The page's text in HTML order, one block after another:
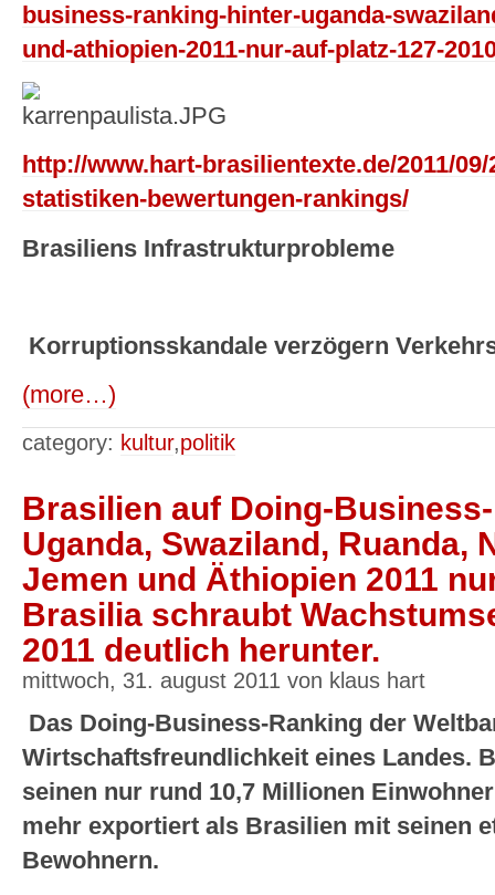
business-ranking-hinter-uganda-
und-athiopien-2011-nur-auf-platz-127-
http://www.hart-brasilientexte.de/2011/
statistiken-bewertungen-rankings/
Brasiliens Infrastrukturprobleme
Korruptionsskandale verzögern
(more…)
category: kultur,politik
Brasilien auf Doing-
Uganda, Swaziland, Ruanda,
Jemen und Äthiopien 2011
Brasilia schraubt
2011 deutlich herunter.
mittwoch, 31. august 2011 von klaus hart
Das Doing-Business-Ranking der
Wirtschaftsfreundlichkeit eines Landes.
seinen nur rund 10,7 Millionen
mehr exportiert als Brasilien mit seinen
Bewohnern.